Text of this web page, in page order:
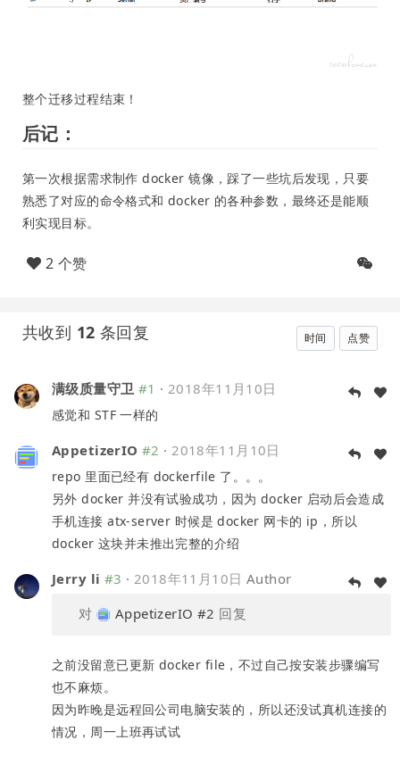
整个迁移过程结束！
后记：
第一次根据需求制作 docker 镜像，踩了一些坑后发现，只要
熟悉了对应的命令格式和 docker 的各种参数，最终还是能顺
利实现目标。
2 个赞
共收到 12 条回复 时间 点赞
满级质量守卫 #1 ·2018年11月10日
感觉和 STF 一样的
AppetizerIO #2 ·2018年11月10日
repo 里面已经有 dockerfile 了。。。
另外 docker 并没有试验成功，因为 docker 启动后会造成
手机连接 atx-server 时候是 docker 网卡的 ip，所以
docker 这块并未推出完整的介绍
Jerry li #3 · 2018年11月10日 Author
对
AppetizerIO #2 回复
之前没留意已更新 docker file，不过自己按安装步骤编写
也不麻烦。
因为昨晚是远程回公司电脑安装的，所以还没试真机连接的
情况，周一上班再试试